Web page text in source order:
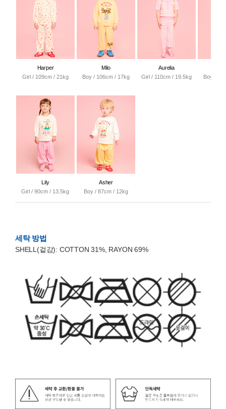
Harper Milo Aurelia
Girl / 109cm / 21kg
Boy / 106cm / 17kg Girl / 110cm / 19.5kg Boy /
Lily
Asher
Girl / 90cm / 13.5kg
Boy / 87cm / 12kg
세탁 방법
SHELL(겉감): COTTON 31%, RAYON 69%